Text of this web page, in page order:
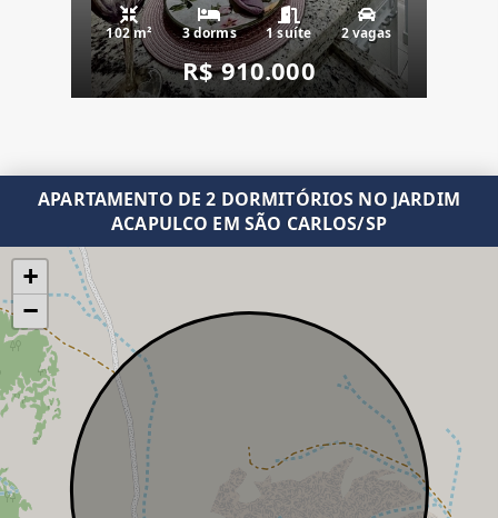
102 m² 3 dorms 1 suíte 2 vagas
R$ 910.000
APARTAMENTO DE 2 DORMITÓRIOS NO JARDIM
ACAPULCO EM SÃO CARLOS/SP
+
−